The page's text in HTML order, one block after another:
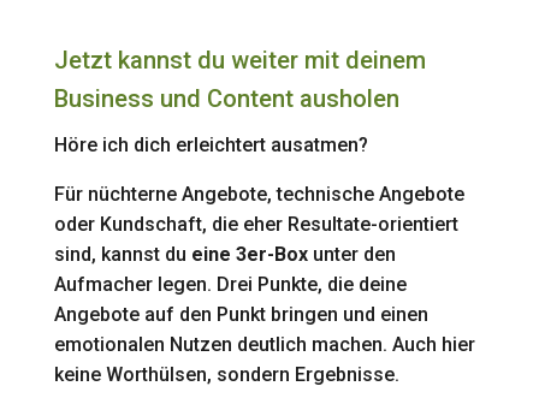
Jetzt kannst du weiter mit deinem
Business und Content ausholen
Höre ich dich erleichtert ausatmen?
Für nüchterne Angebote, technische Angebote
oder Kundschaft, die eher Resultate-orientiert
sind, kannst du eine 3er-Boxunter den
Aufmacher legen. Drei Punkte, die deine
Angebote auf den Punkt bringen und einen
emotionalen Nutzen deutlich machen. Auch hier
keine Worthülsen, sondern Ergebnisse.